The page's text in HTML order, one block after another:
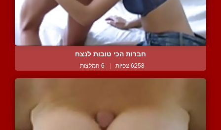
חברות הכי טובות לנצח
6258 צפיות | 6 המלצות